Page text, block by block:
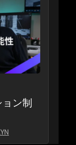
ン制